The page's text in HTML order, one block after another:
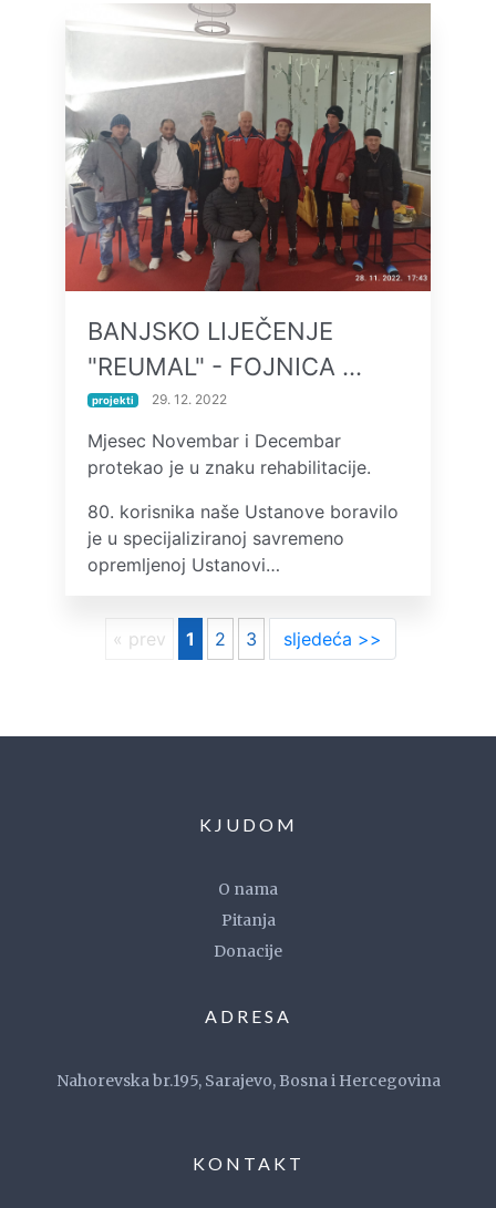
BANJSKO LIJEČENJE
"REUMAL" - FOJNICA …
projekti 29. 12. 2022
Mjesec Novembar i Decembar
protekao je u znaku rehabilitacije.
80. korisnika naše Ustanove boravilo
je u specijaliziranoj savremeno
opremljenoj Ustanovi…
« prev 1 2 3 sljedeća >>
KJUDOM
O nama
Pitanja
Donacije
ADRESA
Nahorevska br.195, Sarajevo, Bosna i Hercegovina
KONTAKT